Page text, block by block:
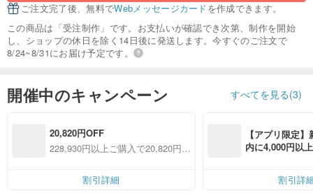
ご注文完了後、無料でWebメッセージカードを作成できます。
この商品は「受注制作」です。お支払いが確認でき次第、制作を開始
し、ショップの休日を除く14日後に発送します。今すぐのご注文で
8/24~8/31にお届け予定です。
開催中のキャンペーン すべてを見る(3)
20,820円OFF
228,930円以上ご購入で20,820円O
割引詳細
【アプリ限定
内に4,000円以
割引詳